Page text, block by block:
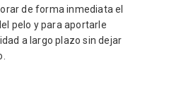
de forma inmediata el
pelo y para aportarle
a largo plazo sin dejar